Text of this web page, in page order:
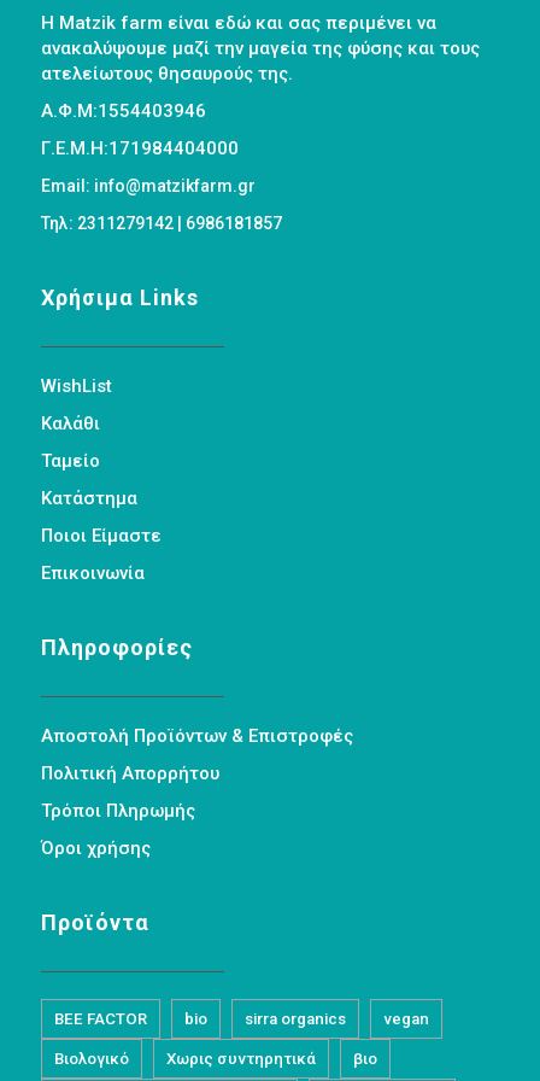
Η Matzik farm είναι εδώ και σας περιμένει να
ανακαλύψουμε μαζί την μαγεία της φύσης και τους
ατελείωτους θησαυρούς της.
Α.Φ.Μ:1554403946
Γ.Ε.Μ.Η:171984404000
Email: info@matzikfarm.gr
Τηλ: 2311279142 | 6986181857
Χρήσιμα Links
WishList
Καλάθι
Ταμείο
Κατάστημα
Ποιοι Είμαστε
Επικοινωνία
Πληροφορίες
Αποστολή Προϊόντων & Επιστροφές
Πολιτική Απορρήτου
Τρόποι Πληρωμής
Όροι χρήσης
Προϊόντα
BEE FACTOR bio sirra organics vegan
Βιολογικό Χωρις συντηρητικά βιο